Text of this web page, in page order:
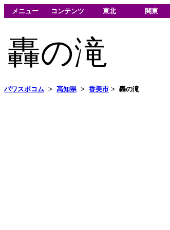
メニュー コンテンツ 東北 関東
轟の滝
パワスポコム > 高知県> 香美市 > 轟の滝